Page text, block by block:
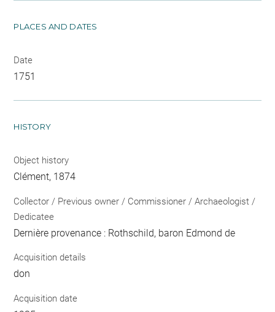
PLACES AND DATES
Date
1751
HISTORY
Object history
Clément, 1874
Collector / Previous owner / Commissioner / Archaeologist /
Dedicatee
Dernière provenance : Rothschild, baron Edmond de
Acquisition details
don
Acquisition date